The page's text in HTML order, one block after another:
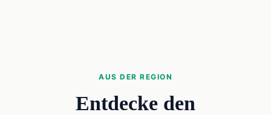
AUS DER REGION
Entdecke den